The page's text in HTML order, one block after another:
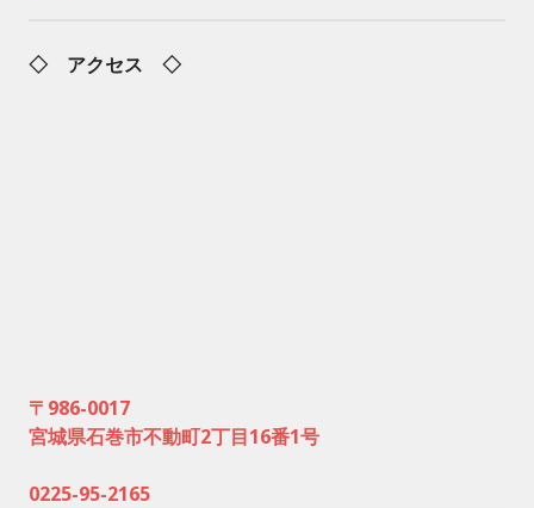
◇ アクセス ◇
〒986-0017
宮城県石巻市不動町2丁目16番1号
0225-95-2165